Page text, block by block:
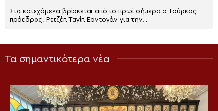
Στα κατεχόμενα βρίσκεται από το πρωί σήμερα ο Τούρκος
πρόεδρος, Ρετζέπ Ταγίπ Ερντογάν για την...
Τα σημαντικότερα νέα